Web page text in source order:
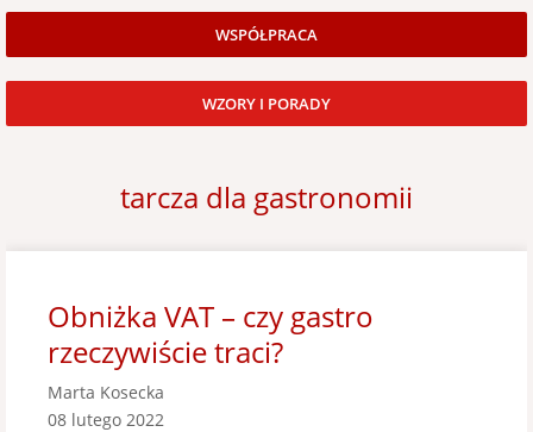
WSPÓŁPRACA
WZORY I PORADY
tarcza dla gastronomii
Obniżka VAT – czy gastro
rzeczywiście traci?
Marta Kosecka
08 lutego 2022